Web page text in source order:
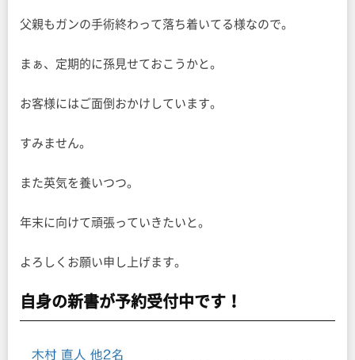
父親もガンの手術終わって落ち着いてる様なので。
まぁ、定期的に孫見せておこうかと。
お客様にはご面倒おかけしています。
すみません。
また英気を養いつつ。
年末に向けて頑張っていきたいと。
よろしくお願い申し上げます。
自身の新書が予約受付中です！